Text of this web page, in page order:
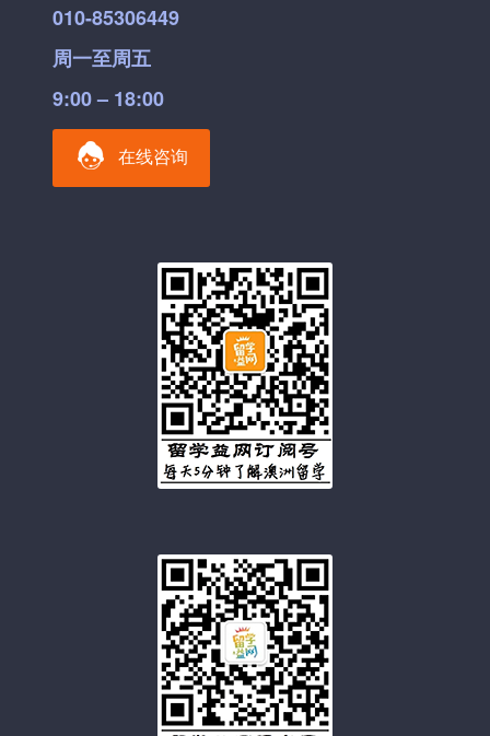
010-85306449
周一至周五
9:00 – 18:00
在线咨询